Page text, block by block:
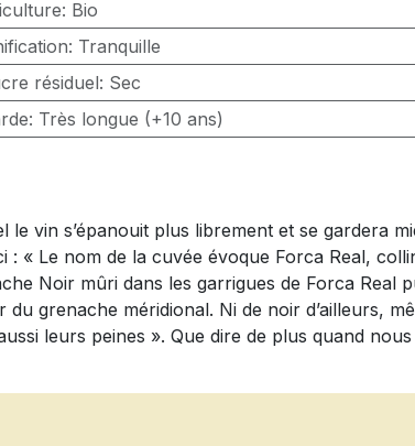
: Bio
: Tranquille
résiduel: Sec
: Très longue (+10 ans)
vin s’épanouit plus librement et se gardera
« Le nom de la cuvée évoque Forca Real,
Noir mûri dans les garrigues de Forca Real
grenache méridional. Ni de noir d’ailleurs,
leurs peines ». Que dire de plus quand